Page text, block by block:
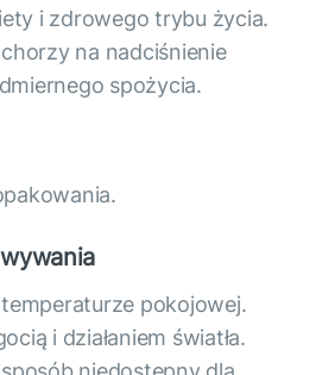
i zdrowego trybu życia.
na nadciśnienie
spożycia.
pokojowej.
i działaniem światła.